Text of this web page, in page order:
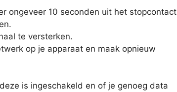
ongeveer 10 seconden uit het stopcontact
te versterken.
op je apparaat en maak opnieuw
is ingeschakeld en of je genoeg data